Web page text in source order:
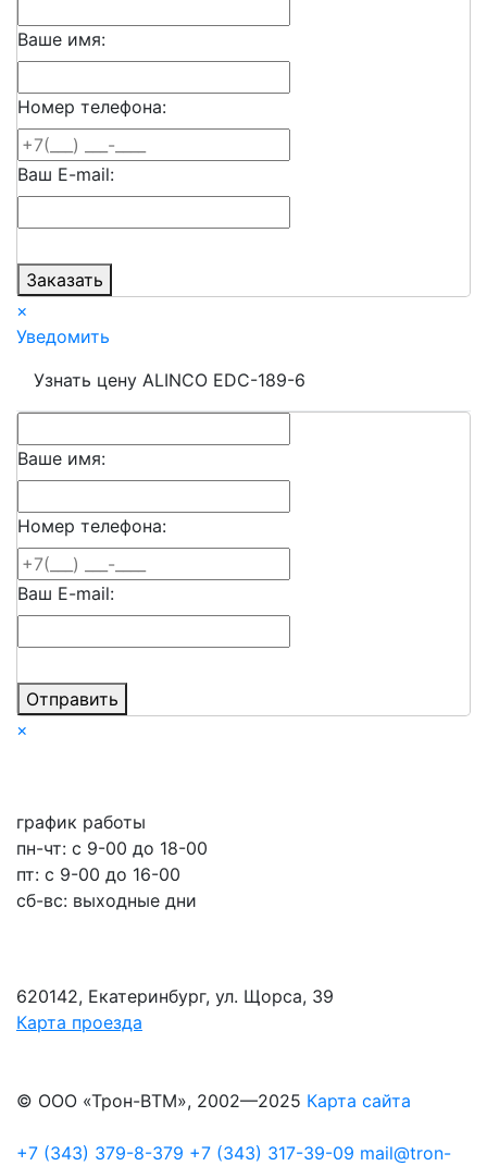
Ваше имя:
Номер телефона:
Ваш E-mail:
Заказать
×
Уведомить
Узнать цену ALINCO EDC-189-6
Ваше имя:
Номер телефона:
Ваш E-mail:
Отправить
×
график работы
пн-чт: c 9-00 до 18-00
пт: с 9-00 до 16-00
сб-вс: выходные дни
620142, Екатеринбург, ул. Щорса, 39
Карта проезда
© ООО «Трон-ВТМ», 2002—2025 Карта сайта
+7 (343) 379-8-379 +7 (343) 317-39-09 mail@tron-